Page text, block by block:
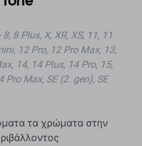
8 Plus, X, XR, XS, 11, 11
12 Pro, 12 Pro Max, 13,
14, 14 Plus, 14 Pro, 15,
Max, SE (2. gen), SE
τα χρώματα στην